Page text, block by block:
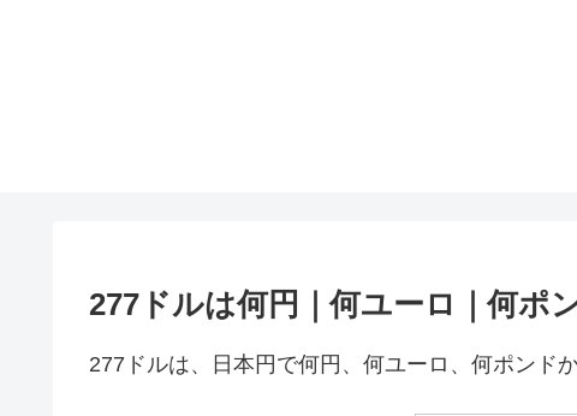
277ドルは何円｜何ユーロ｜何ポ
277ドルは、日本円で何円、何ユーロ、何ポンド